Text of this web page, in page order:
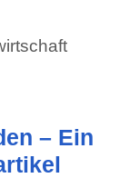
– Ein